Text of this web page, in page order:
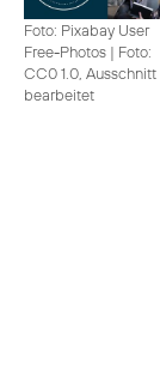
Foto: Pixabay User
Free-Photos | Foto:
CC0 1.0, Ausschnitt
bearbeitet